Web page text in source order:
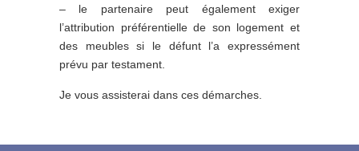
– le partenaire peut également exiger
l’attribution préférentielle de son logement et
des meubles si le défunt l’a expressément
prévu par testament.
Je vous assisterai dans ces démarches.